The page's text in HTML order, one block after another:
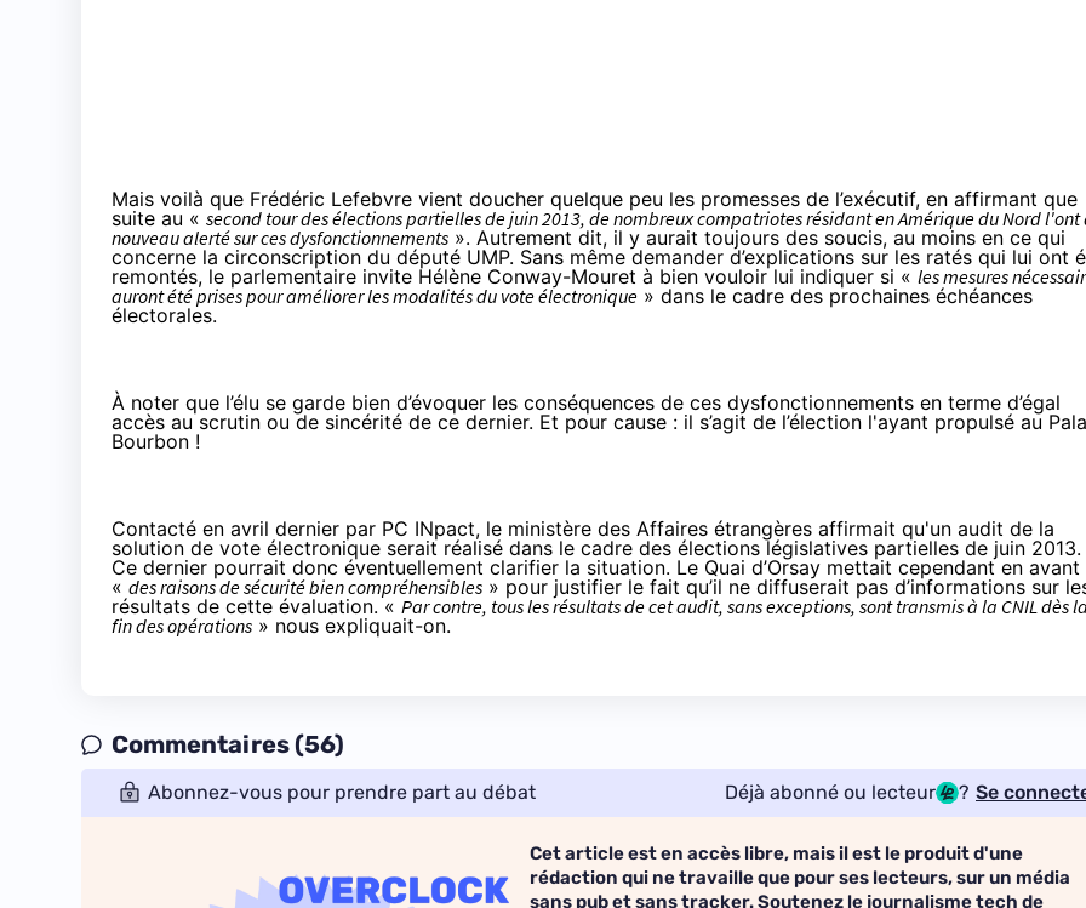
Mais voilà que Frédéric Lefebvre vient doucher quelque peu les promesses de l’exécutif, en affirmant que
suite au « second tour des élections partielles de juin 2013, de nombreux compatriotes résidant en Amérique du Nord l'ont
nouveau alerté sur ces dysfonctionnements ». Autrement dit, il y aurait toujours des soucis, au moins en ce qui
concerne la circonscription du député UMP. Sans même demander d’explications sur les ratés qui lui ont
remontés, le parlementaire invite Hélène Conway-Mouret à bien vouloir lui indiquer si « les mesures
auront été prises pour améliorer les modalités du vote électronique » dans le cadre des prochaines échéances
électorales.
À noter que l’élu se garde bien d’évoquer les conséquences de ces dysfonctionnements en terme d’égal
accès au scrutin ou de sincérité de ce dernier. Et pour cause : il s’agit de l’élection l'ayant propulsé au
Bourbon !
Contacté en avril dernier par PC INpact, le ministère des Affaires étrangères affirmait qu'un audit de la
solution de vote électronique serait réalisé dans le cadre des élections législatives partielles de juin 2013.
Ce dernier pourrait donc éventuellement clarifier la situation. Le Quai d’Orsay mettait cependant en avant
« des raisons de sécurité bien compréhensibles » pour justifier le fait qu’il ne diffuserait pas d’informations sur
résultats de cette évaluation. « Par contre, tous les résultats de cet audit, sans exceptions, sont transmis à la CNIL dès la
fin des opérations » nous expliquait-on.
Commentaires (56)
Abonnez-vous pour prendre part au débat Déjà abonné ou lecteur ? Se
Cet article est en accès libre, mais il est le produit d'une
rédaction qui ne travaille que pour ses lecteurs, sur un média
sans pub et sans tracker. Soutenez le journalisme tech de